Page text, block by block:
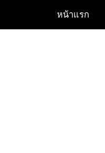
หน้าแรก